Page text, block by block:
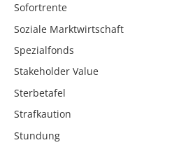
Sofortrente
Soziale Marktwirtschaft
Spezialfonds
Stakeholder Value
Sterbetafel
Strafkaution
Stundung